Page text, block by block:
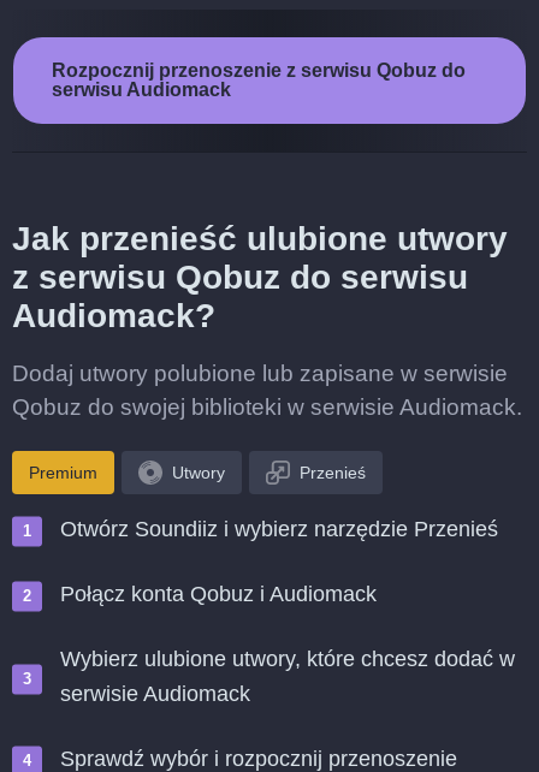
Rozpocznij przenoszenie z serwisu Qobuz do
serwisu Audiomack
Jak przenieść ulubione utwory
z serwisu Qobuz do serwisu
Audiomack?
Dodaj utwory polubione lub zapisane w serwisie
Qobuz do swojej biblioteki w serwisie Audiomack.
Premium Utwory Przenieś
Otwórz Soundiiz i wybierz narzędzie Przenieś
Połącz konta Qobuz i Audiomack
Wybierz ulubione utwory, które chcesz dodać w
serwisie Audiomack
Sprawdź wybór i rozpocznij przenoszenie